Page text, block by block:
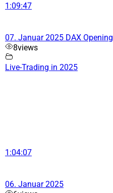
1:09:47
07. Januar 2025 DAX Opening
8views
Live-Trading in 2025
1:04:07
06. Januar 2025